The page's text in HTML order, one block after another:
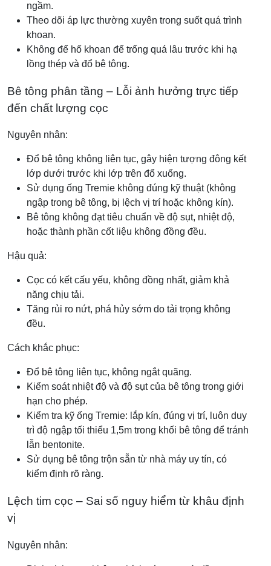
ngầm.
Theo dõi áp lực thường xuyên trong suốt quá trình
khoan.
Không để hố khoan để trống quá lâu trước khi hạ
lồng thép và đổ bê tông.
Bê tông phân tầng – Lỗi ảnh hưởng trực tiếp
đến chất lượng cọc
Nguyên nhân:
Đổ bê tông không liên tục, gây hiện tượng đông kết
lớp dưới trước khi lớp trên đổ xuống.
Sử dụng ống Tremie không đúng kỹ thuật (không
ngập trong bê tông, bị lệch vị trí hoặc không kín).
Bê tông không đạt tiêu chuẩn về độ sụt, nhiệt độ,
hoặc thành phần cốt liệu không đồng đều.
Hậu quả:
Cọc có kết cấu yếu, không đồng nhất, giảm khả
năng chịu tải.
Tăng rủi ro nứt, phá hủy sớm do tải trọng không
đều.
Cách khắc phục:
Đổ bê tông liên tục, không ngắt quãng.
Kiểm soát nhiệt độ và độ sụt của bê tông trong giới
hạn cho phép.
Kiểm tra kỹ ống Tremie: lắp kín, đúng vị trí, luôn duy
trì độ ngập tối thiểu 1,5m trong khối bê tông để tránh
lẫn bentonite.
Sử dụng bê tông trộn sẵn từ nhà máy uy tín, có
kiểm định rõ ràng.
Lệch tim cọc – Sai số nguy hiểm từ khâu định
vị
Nguyên nhân: